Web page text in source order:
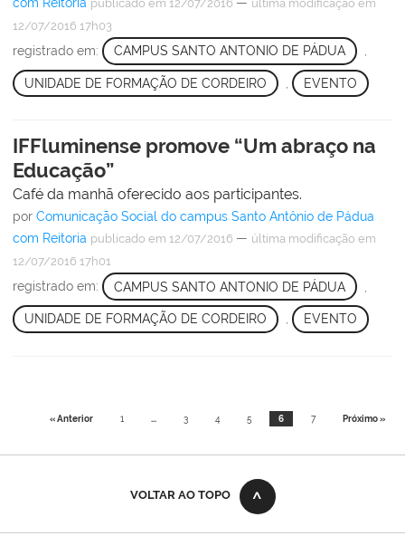
publicado em 12/07/2016 última modificação em
12/07/2016 17h03
registrado em: CAMPUS SANTO ANTONIO DE PÁDUA
UNIDADE DE FORMAÇÃO DE CORDEIRO EVENTO
IFFluminense promove “Um abraço na
Educação”
Café da manhã oferecido aos participantes.
por Comunicação Social do campus Santo Antônio de Pádua
com Reitoria publicado em 12/07/2016 — última modificação em
12/07/2016 17h01
registrado em: CAMPUS SANTO ANTONIO DE PÁDUA
UNIDADE DE FORMAÇÃO DE CORDEIRO , EVENTO
« Anterior 1 ... 3 4 5 6 7 Próximo »
VOLTAR AO TOPO